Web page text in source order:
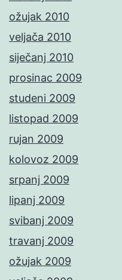
ožujak 2010
veljača 2010
siječanj 2010
prosinac 2009
studeni 2009
listopad 2009
rujan 2009
kolovoz 2009
srpanj 2009
lipanj 2009
svibanj 2009
travanj 2009
ožujak 2009